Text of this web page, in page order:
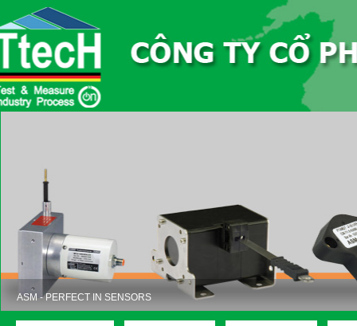
ASM - PERFECT IN SENSORS